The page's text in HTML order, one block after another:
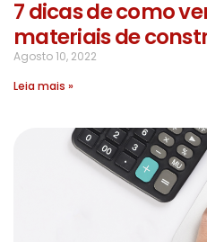
7 dicas de como
materiais de
Agosto 10, 2022
Leia mais »